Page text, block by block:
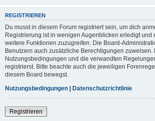
REGISTRIEREN
Du musst in diesem Forum registriert sein, um dich
Registrierung ist in wenigen Augenblicken erledigt und
weitere Funktionen zuzugreifen. Die Board-
Benutzern auch zusätzliche Berechtigungen zuweisen.
Nutzungsbedingungen und die verwandten
registrierst. Bitte beachte auch die jeweiligen
diesem Board bewegst.
Nutzungsbedingungen | Datenschutzrichtlinie
Registrieren